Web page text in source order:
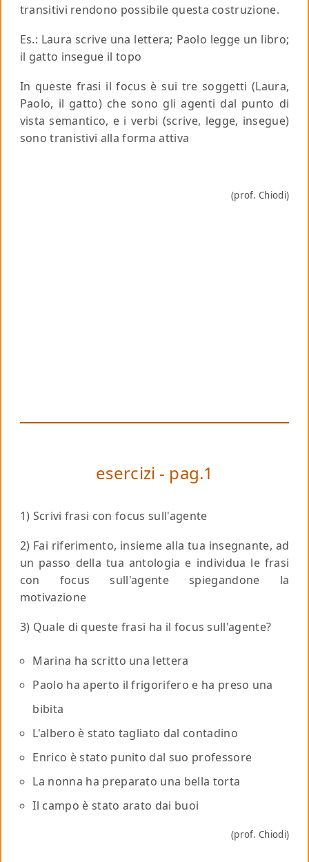
transitivi rendono possibile questa costruzione.
Es.: Laura scrive una lettera; Paolo legge un libro;
il gatto insegue il topo
In queste frasi il focus è sui tre soggetti (Laura,
Paolo, il gatto) che sono gli agenti dal punto di
vista semantico, e i verbi (scrive, legge, insegue)
sono tranistivi alla forma attiva
(prof. Chiodi)
esercizi - pag.1
1) Scrivi frasi con focus sull'agente
2) Fai riferimento, insieme alla tua insegnante, ad
un passo della tua antologia e individua le frasi
con focus sull'agente spiegandone la
motivazione
3) Quale di queste frasi ha il focus sull'agente?
Marina ha scritto una lettera
Paolo ha aperto il frigorifero e ha preso una
bibita
L'albero è stato tagliato dal contadino
Enrico è stato punito dal suo professore
La nonna ha preparato una bella torta
Il campo è stato arato dai buoi
(prof. Chiodi)